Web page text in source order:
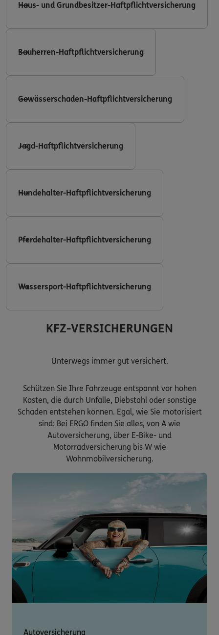
Haus- und Grundbesitzer-Haftpflichtversicherung
Bauherren-Haftpflichtversicherung
Gewässerschaden-Haftpflichtversicherung
Jagd-Haftpflichtversicherung
Hundehalter-Haftpflichtversicherung
Pferdehalter-Haftpflichtversicherung
Wassersport-Haftpflichtversicherung
KFZ-VERSICHERUNGEN
Unterwegs immer gut versichert.
Schützen Sie Ihre Fahrzeuge entspannt vor hohen
Kosten, die durch Unfälle, Diebstahl oder sonstige
Schäden entstehen können. Egal, wie Sie motorisiert
sind: Bei ERGO finden Sie alles, von A wie
Autoversicherung, über E-Bike- und
Motorradversicherung bis W wie
Wohnmobilversicherung.
Autoversicherung